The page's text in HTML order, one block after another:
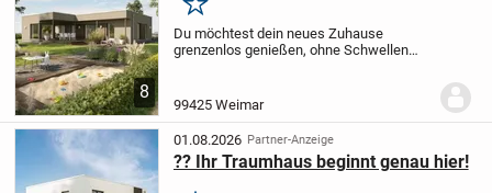
8
Merken
Du möchtest dein neues Zuhause
grenzenlos genießen, ohne Schwellen
nicht! Im SOLUTION 110 kannst du all
99425 Weimar
01.08.2026 Partner-Anzeige
?? Ihr Traumhaus beginnt genau hier!